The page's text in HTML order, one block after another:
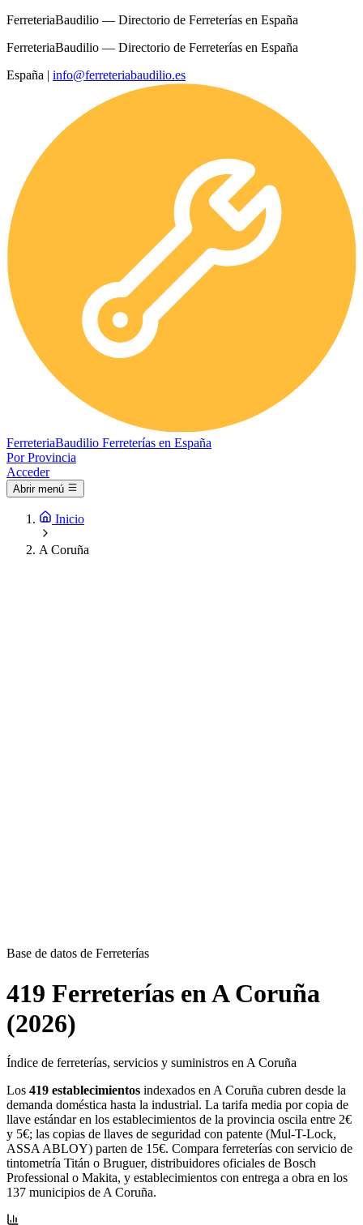
FerreteriaBaudilio — Directorio de Ferreterías en España
FerreteriaBaudilio — Directorio de Ferreterías en España
España | info@ferreteriabaudilio.es
FerreteriaBaudilio Ferreterías en España
Por Provincia
Acceder
Abrir menú
Inicio
A Coruña
Base de datos de Ferreterías
419 Ferreterías en A Coruña
(2026)
Índice de ferreterías, servicios y suministros en A Coruña
Los 419 establecimientos indexados en A Coruña cubren desde la
demanda doméstica hasta la industrial. La tarifa media por copia de
llave estándar en los establecimientos de la provincia oscila entre 2€
y 5€; las copias de llaves de seguridad con patente (Mul-T-Lock,
ASSA ABLOY) parten de 15€. Compara ferreterías con servicio de
tintometría Titán o Bruguer, distribuidores oficiales de Bosch
Professional o Makita, y establecimientos con entrega a obra en los
137 municipios de A Coruña.